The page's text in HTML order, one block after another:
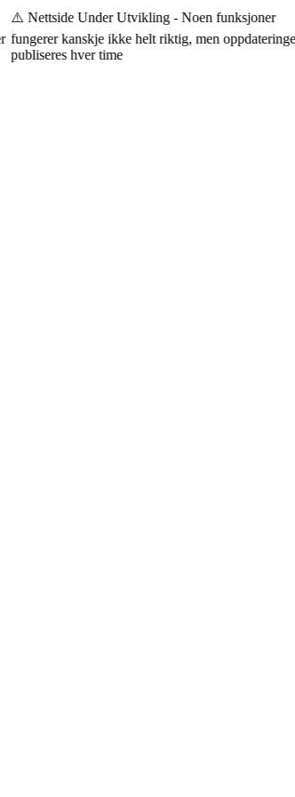
⚠️ Nettside Under Utvikling - Noen funksjoner
fungerer kanskje ikke helt riktig, men oppdateringer
publiseres hver time